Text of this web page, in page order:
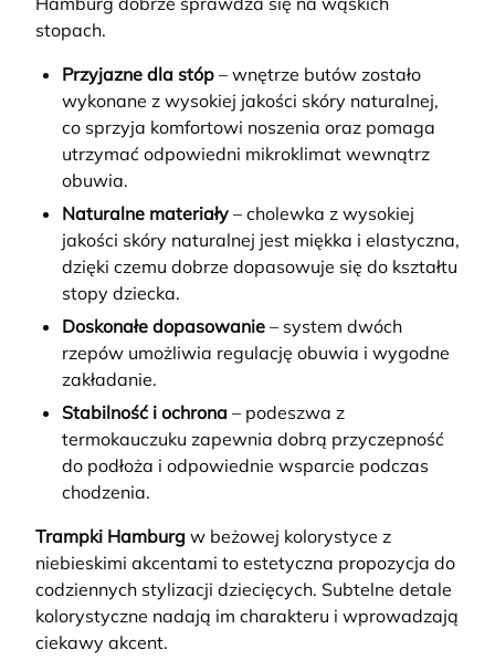
stopach.
Przyjazne dla stóp – wnętrze butów zostało
wykonane z wysokiej jakości skóry naturalnej,
co sprzyja komfortowi noszenia oraz pomaga
utrzymać odpowiedni mikroklimat wewnątrz
obuwia.
Naturalne materiały – cholewka z wysokiej
jakości skóry naturalnej jest miękka i elastyczna,
dzięki czemu dobrze dopasowuje się do kształtu
stopy dziecka.
Doskonałe dopasowanie – system dwóch
rzepów umożliwia regulację obuwia i wygodne
zakładanie.
Stabilność i ochrona – podeszwa z
termokauczuku zapewnia dobrą przyczepność
do podłoża i odpowiednie wsparcie podczas
chodzenia.
Trampki Hamburg w beżowej kolorystyce z
niebieskimi akcentami to estetyczna propozycja do
codziennych stylizacji dziecięcych. Subtelne detale
kolorystyczne nadają im charakteru i wprowadzają
ciekawy akcent.